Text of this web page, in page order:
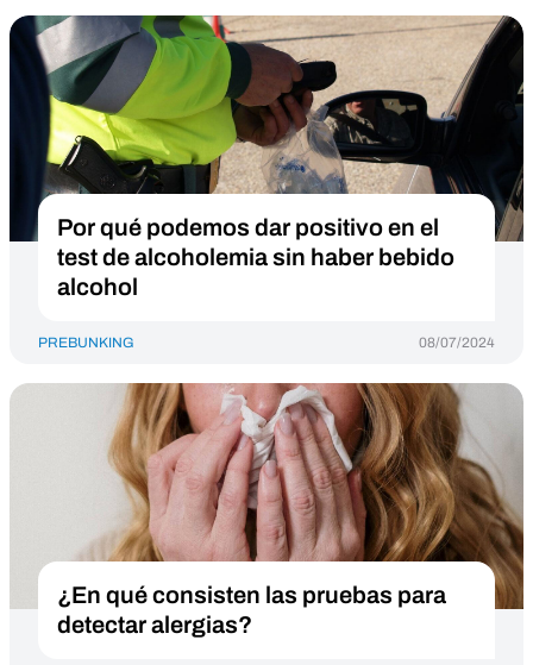
Por qué podemos dar positivo en el
test de alcoholemia sin haber bebido
alcohol
PREBUNKING 08/07/2024
¿En qué consisten las pruebas para
detectar alergias?